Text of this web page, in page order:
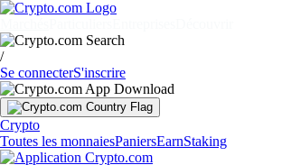
/
Se connecterS'inscrire
Crypto
Toutes les monnaiesPaniersEarnStaking